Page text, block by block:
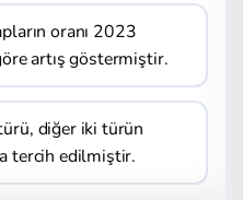
oranı 2023
artış göstermiştir.
diğer iki türün
tercih edilmiştir.